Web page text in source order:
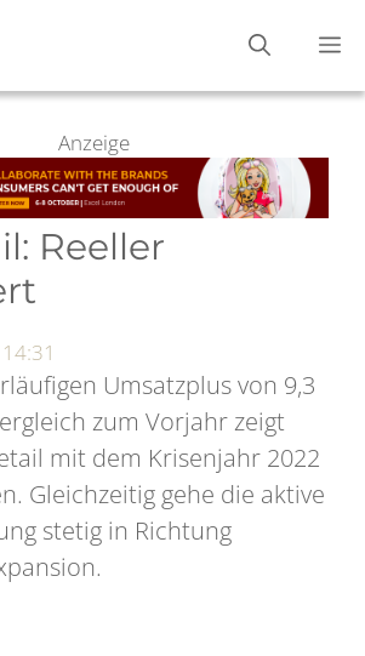
Anzeige
Reeller
Umsatzplus von 9,3
zum Vorjahr zeigt
mit dem Krisenjahr 2022
Gleichzeitig gehe die aktive
stetig in Richtung